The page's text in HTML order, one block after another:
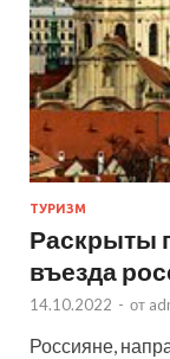
ТУРИЗМ
Раскрыты
въезда
14.10.2022 - от
Россияне,